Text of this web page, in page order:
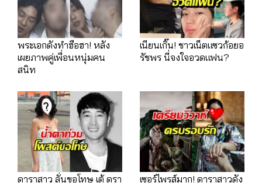
พระเอกดังทำฮือฮา! หลัง
เผยภาพคู่เพื่อนหนุ่มคน
สนิท
เนียนเกิ๊น! ชาวเน็ตแซวก้อยอ
รัชพร นี่จงใจอวดแฟน?
ดาราสาว ลั่นขอโทษ เต้ ดรา
เซอร์ไพรส์มาก! ดาราสาวดัง